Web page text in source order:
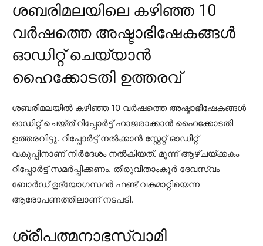
ശബരിമലയിലെ കഴിഞ്ഞ 10
വര്‍ഷത്തെ അഷ്ടാഭിഷേകങ്ങള്‍
ഓഡിറ്റ് ചെയ്യാന്‍
ഹൈക്കോടതി ഉത്തരവ്
ശബരിമലയില്‍ കഴിഞ്ഞ 10 വര്‍ഷത്തെ അഷ്ടാഭിഷേകങ്ങള്‍
ഓഡിറ്റ് ചെയ്ത് റിപ്പോര്‍ട്ട് ഹാജരാക്കാന്‍ ഹൈക്കോടതി
ഉത്തരവിട്ടു. റിപ്പോര്‍ട്ട് നല്‍ക്കാന്‍ സ്റ്റേറ്റ് ഓഡിറ്റ്
വകുപ്പിനാണ് നിര്‍ദേശം നല്‍കിയത്. മൂന്ന് ആഴ്ചയ്ക്കകം
റിപ്പോര്‍ട്ട് സമര്‍പ്പിക്കണം. തിരുവിതാംകൂര്‍ ദേവസ്വം
ബോര്‍ഡ് ഉദ്യോഗസ്ഥര്‍ ഫണ്ട് വകമാറ്റിയെന്ന
ആരോപണത്തിലാണ് നടപടി.
ശ്രീപത്മനാഭസ്വാമി